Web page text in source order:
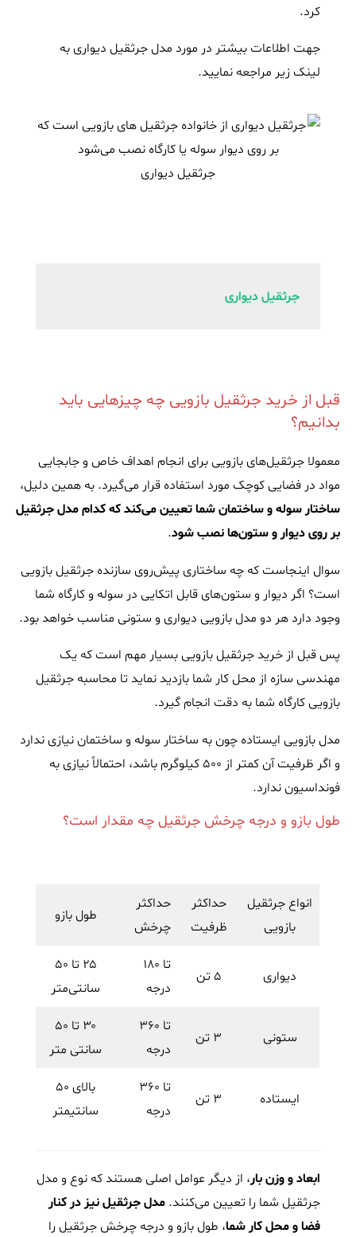
کرد.
جهت اطلاعات بیشتر در مورد مدل جرثقیل دیواری به
لینک زیر مراجعه نمایید.
جرثقیل دیواری
جرثقیل دیواری
قبل از خرید جرثقیل بازویی چه چیزهایی باید
بدانیم؟
معمولا جرثقیل‌های بازویی برای انجام اهداف خاص و جابجایی
مواد در فضایی کوچک مورد استفاده قرار می‌گیرد. به همین دلیل،
ساختار سوله و ساختمان شما تعیین می‌کند که کدام مدل جرثقیل
بر روی دیوار و ستون‌ها نصب شود.
سوال اینجاست که چه ساختاری پیش‌روی سازنده جرثقیل بازویی
است؟ اگر دیوار و ستون‌های قابل اتکایی در سوله و کارگاه شما
وجود دارد هر دو مدل بازویی دیواری و ستونی مناسب خواهد بود.
پس قبل از خرید جرثقیل بازویی بسیار مهم است که یک
مهندسی سازه از محل کار شما بازدید نماید تا محاسبه جرثقیل
بازویی کارگاه شما به دقت انجام گیرد.
مدل بازویی ایستاده چون به ساختار سوله و ساختمان نیازی ندارد
و اگر ظرفیت آن کمتر از ۵۰۰ کیلوگرم باشد، احتمالاً نیازی به
فونداسیون ندارد.
طول بازو و درجه چرخش جرثقیل چه مقدار است؟
انواع جرثقیل
بازویی
حداکثر
ظرفیت
حداکثر
چرخش
طول بازو
دیواری ۵ تن
تا ۱۸۰
درجه
۲۵ تا ۵۰
سانتی‌متر
ستونی ۳ تن
تا ۳۶۰
درجه
۳۰ تا ۵۰
سانتی متر
ایستاده ۳ تن
تا ۳۶۰
درجه
بالای ۵۰
سانتیمتر
ابعاد و وزن بار، از دیگر عوامل اصلی هستند که نوع و مدل
جرثقیل شما را تعیین می‌کنند. مدل جرثقیل نیز در کنار
فضا و محل کار شما‌‌، طول بازو و درجه چرخش جرثقیل را